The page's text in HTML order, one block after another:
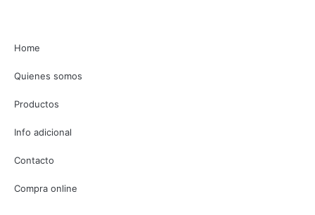
Home
Quienes somos
Productos
Info adicional
Contacto
Compra online